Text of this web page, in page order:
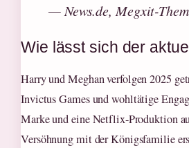
— News.de, Megxit-
Wie lässt sich der
Harry und Meghan verfolgen 2025
Invictus Games und wohltätige
Marke und eine Netflix-Produktion
Versöhnung mit der Königsfamilie